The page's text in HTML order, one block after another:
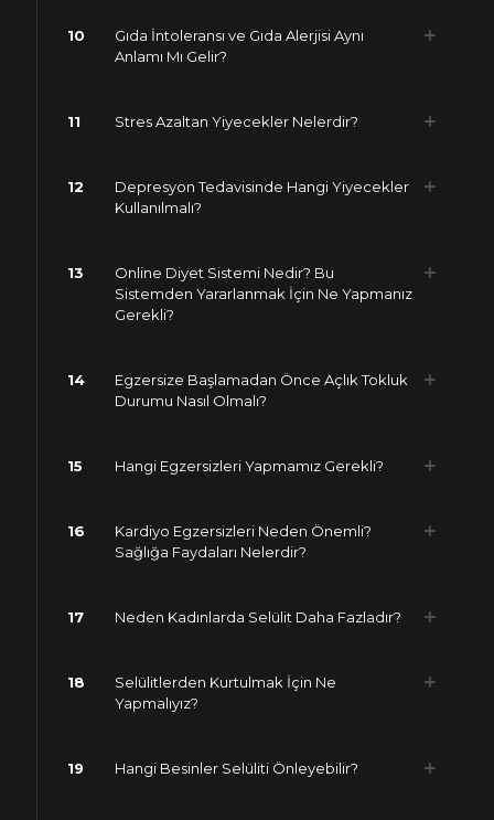
10
Gıda İntoleransı ve Gıda Alerjisi Aynı
Anlamı Mı Gelir?
11 Stres Azaltan Yiyecekler Nelerdir?
12
Depresyon Tedavisinde Hangi Yiyecekler
Kullanılmalı?
13
Online Diyet Sistemi Nedir? Bu
Sistemden Yararlanmak İçin Ne Yapmanız
Gerekli?
14
Egzersize Başlamadan Önce Açlık Tokluk
Durumu Nasıl Olmalı?
15 Hangi Egzersizleri Yapmamız Gerekli?
16
Kardiyo Egzersizleri Neden Önemli?
Sağlığa Faydaları Nelerdir?
17 Neden Kadınlarda Selülit Daha Fazladır?
18
Selülitlerden Kurtulmak İçin Ne
Yapmalıyız?
19 Hangi Besinler Selüliti Önleyebilir?